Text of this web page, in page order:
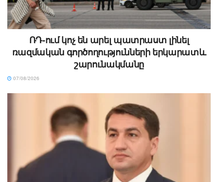
ՌԴ-ում կոչ են արել պատրաստ լինել
ռազմական գործողությունների երկարատև
շարունակմանը
07/08/2026